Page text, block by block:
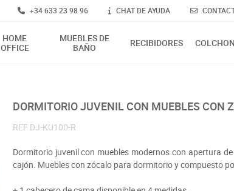
+34 633 23 98 96 CHAT DE AYUDA
HOME
OFFICE
MUEBLES DE
BAÑO
RECIBIDORES
DORMITORIO JUVENIL CON MUEBLES CON
REF DJ-KU100-R
Dormitorio juvenil con muebles modernos con apertura
cajón. Muebles con zócalo para dormitorio y compuesto